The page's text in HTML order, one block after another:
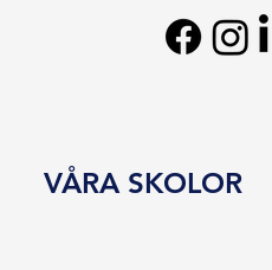
VÅRA SKOLOR